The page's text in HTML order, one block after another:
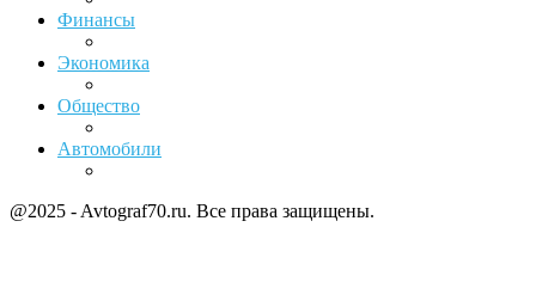
Финансы
Экономика
Общество
Автомобили
@2025 - Avtograf70.ru. Все права защищены.